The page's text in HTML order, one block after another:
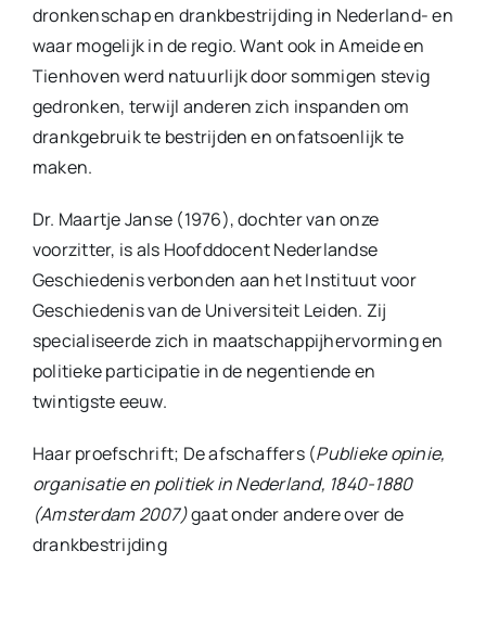
dronkenschap en drankbestrijding in Nederland- en
waar mogelijk in de regio. Want ook in Ameide en
Tienhoven werd natuurlijk door sommigen stevig
gedronken, terwijl anderen zich inspanden om
drankgebruik te bestrijden en onfatsoenlijk te
maken.
Dr. Maartje Janse (1976), dochter van onze
voorzitter, is als Hoofddocent Nederlandse
Geschiedenis verbonden aan het Instituut voor
Geschiedenis van de Universiteit Leiden. Zij
specialiseerde zich in maatschappijhervorming en
politieke participatie in de negentiende en
twintigste eeuw.
Haar proefschrift; De afschaffers (Publieke opinie,
organisatie en politiek in Nederland, 1840-1880
(Amsterdam 2007)gaat onder andere over de
drankbestrijding